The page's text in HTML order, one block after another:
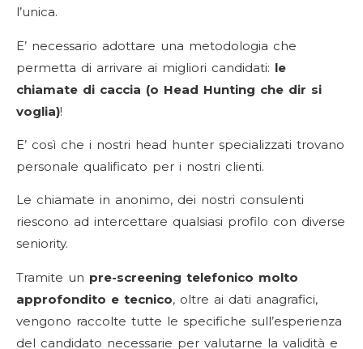
l’unica.
E’ necessario adottare una metodologia che
permetta di arrivare ai migliori candidati: le
chiamate di caccia (o Head Hunting che dir si
voglia)!
E’ così che i nostri head hunter specializzati trovano
personale qualificato per i nostri clienti.
Le chiamate in anonimo, dei nostri consulenti
riescono ad intercettare qualsiasi profilo con diverse
seniority.
Tramite un pre-screening telefonico molto
approfondito e tecnico, oltre ai dati anagrafici,
vengono raccolte tutte le specifiche sull’esperienza
del candidato necessarie per valutarne la validità e